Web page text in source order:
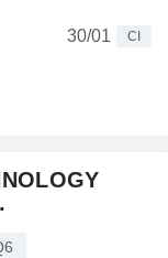
30/01
CI